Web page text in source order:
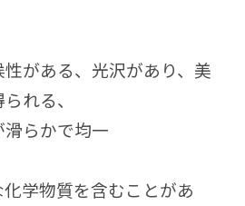
がある、光沢があり、美
れる、
らかで均一
学物質を含むことがあ